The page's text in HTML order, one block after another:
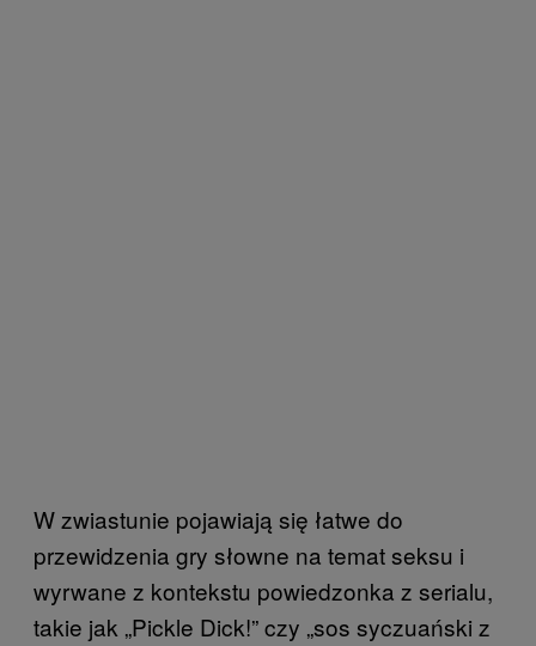
W zwiastunie pojawiają się łatwe do
przewidzenia gry słowne na temat seksu i
wyrwane z kontekstu powiedzonka z serialu,
takie jak „Pickle Dick!” czy „sos syczuański z